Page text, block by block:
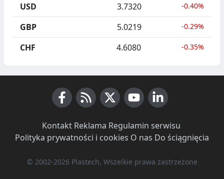
USD 3.7320 -0.40%
GBP 5.0219 -0.29%
CHF 4.6080 -0.35%
Kontakt· Reklama Regulamin serwisu
Polityka prywatności i cookies O nas Do ściągnięcia
© 2002-2026 Plastech, Wszelkie prawa zastrzeżone